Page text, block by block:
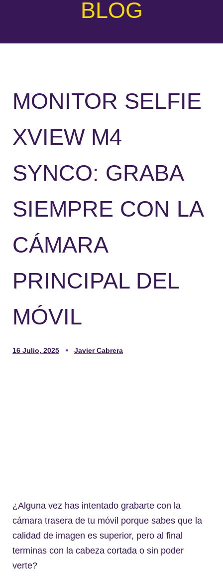
BLOG
MONITOR SELFIE
XVIEW M4
SYNCO: GRABA
SIEMPRE CON LA
CÁMARA
PRINCIPAL DEL
MÓVIL
16 Julio, 2025 Javier Cabrera
¿Alguna vez has intentado grabarte con la
cámara trasera de tu móvil porque sabes que la
calidad de imagen es superior, pero al final
terminas con la cabeza cortada o sin poder
verte?